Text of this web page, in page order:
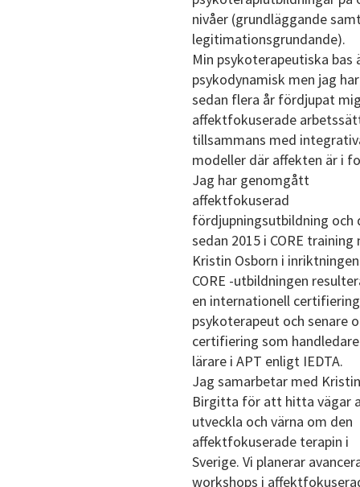
nivåer (grundläggande
legitimationsgrundande).
Min psykoterapeutiska bas
psykodynamisk men jag har
sedan flera år fördjupat
affektfokuserade
tillsammans med
modeller där affekten är i
Jag har genomgått
affektfokuserad
fördjupningsutbildning och
sedan 2015 i CORE training
Kristin Osborn i inriktningen
CORE -utbildningen
en internationell
psykoterapeut och senare
certifiering som
lärare i APT enligt IEDTA.
Jag samarbetar med
Birgitta för att hitta vägar
utveckla och värna om den
affektfokuserade terapin i
Sverige. Vi planerar
workshops i